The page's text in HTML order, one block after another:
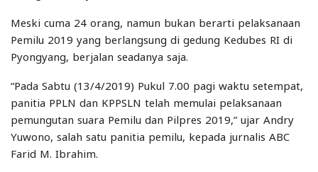
Meski cuma 24 orang, namun bukan berarti pelaksanaan
Pemilu 2019 yang berlangsung di gedung Kedubes RI di
Pyongyang, berjalan seadanya saja.
“Pada Sabtu (13/4/2019) Pukul 7.00 pagi waktu setempat,
panitia PPLN dan KPPSLN telah memulai pelaksanaan
pemungutan suara Pemilu dan Pilpres 2019,” ujar Andry
Yuwono, salah satu panitia pemilu, kepada jurnalis ABC
Farid M. Ibrahim.